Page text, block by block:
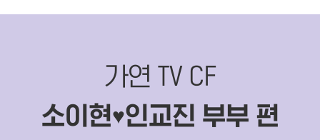
가연 TV CF
소이현♥인교진 부부 편